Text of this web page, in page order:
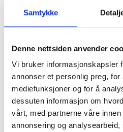
Samtykke
Denne nettsiden anvender
Vi bruker informasjonskapsler
annonser et personlig preg,
mediefunksjoner og for å
dessuten informasjon om
vårt, med partnerne våre
annonsering og
Kjøp
Konkurranse i
teknologi
Hvert år kommer et nytt og
samfunnsrelevant tema. Årets